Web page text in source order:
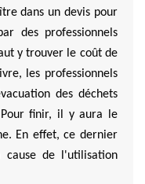
dans un devis pour
des professionnels
y trouver le coût de
les professionnels
des déchets
finir, il y aura le
En effet, ce dernier
de l'utilisation